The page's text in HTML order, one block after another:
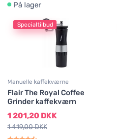
På lager
Specialtilbud
Manuelle kaffekværne
Flair The Royal Coffee
Grinder kaffekværn
1 201,20 DKK
1 419,00 DKK